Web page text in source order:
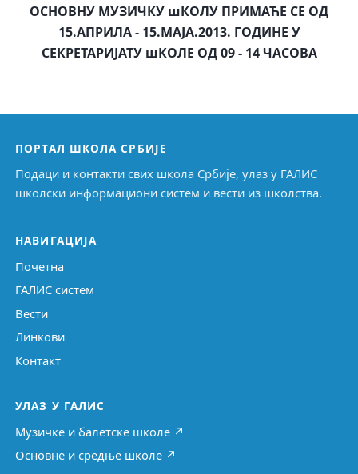
ОСНОВНУ МУЗИЧКУ шКОЛУ ПРИМАЋЕ СЕ ОД
15.АПРИЛА - 15.МАЈА.2013. ГОДИНЕ У
СЕКРЕТАРИЈАТУ шКОЛЕ ОД 09 - 14 ЧАСОВА
ПОРТАЛ ШКОЛА СРБИЈЕ
Подаци и контакти свих школа Србије, улаз у ГАЛИС
школски информациони систем и вести из школства.
НАВИГАЦИЈА
Почетна
ГАЛИС систем
Вести
Линкови
Контакт
УЛАЗ У ГАЛИС
Музичке и балетске школе ↗
Основне и средње школе ↗